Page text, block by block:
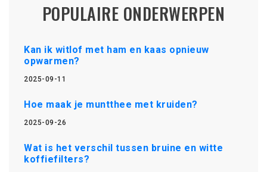
POPULAIRE ONDERWERPEN
Kan ik witlof met ham en kaas opnieuw
opwarmen?
2025-09-11
Hoe maak je muntthee met kruiden?
2025-09-26
Wat is het verschil tussen bruine en witte
koffiefilters?